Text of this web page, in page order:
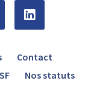
Contact
Nos statuts